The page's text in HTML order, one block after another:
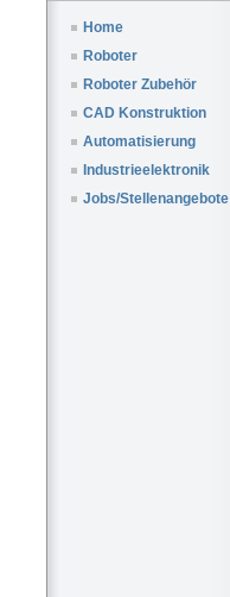
Home
Roboter
Roboter Zubehör
CAD Konstruktion
Automatisierung
Industrieelektronik
Jobs/Stellenangebote